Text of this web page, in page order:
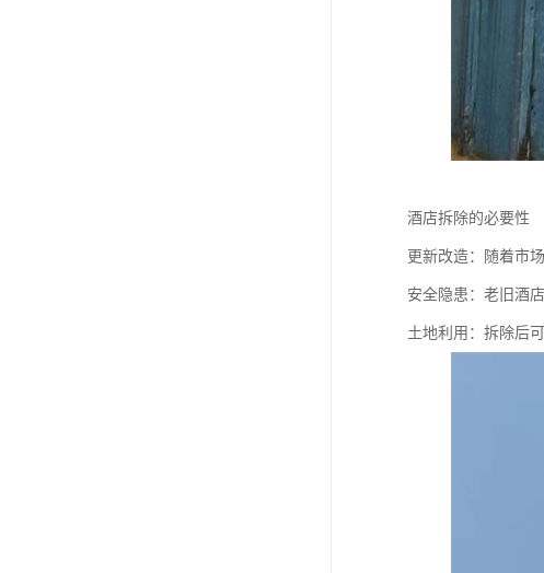
酒店拆除的必要性
更新改造：随着市
安全隐患：老旧酒
土地利用：拆除后